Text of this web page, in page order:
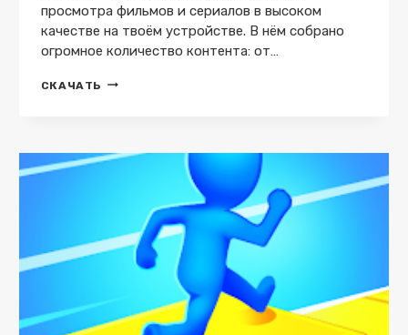
просмотра фильмов и сериалов в высоком
качестве на твоём устройстве. В нём собрано
огромное количество контента: от…
СКАЧАТЬ ВЗЛОМ
ПРЕМИУМ)